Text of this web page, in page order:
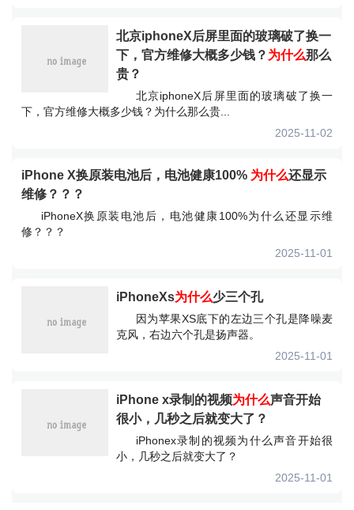
北京iphoneX后屏里面的玻璃破了换一
下，官方维修大概多少钱？ 为什么那么
贵？
北京iphoneX后屏里面的玻璃破了换一
下，官方维修大概多少钱？为什么那么贵...
2025-11-02
iPhone X换原装电池后，电池健康100% 为什么还显示
维修？？？
iPhoneX换原装电池后，电池健康100%为什么还显示维
修？？？
2025-11-01
iPhoneXs为什么少三个孔
因为苹果XS底下的左边三个孔是降噪麦
克风，右边六个孔是扬声器。
2025-11-01
iPhone x录制的视频为什么声音开始
很小，几秒之后就变大了？
iPhonex录制的视频为什么声音开始很
小，几秒之后就变大了？
2025-11-01